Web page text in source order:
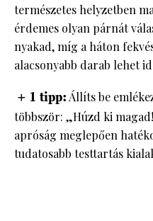
természetes helyzetben
érdemes olyan párnát
nyakad, míg a háton
alacsonyabb darab lehet
+ 1 tipp:Állíts be
többször: „Húzd ki
apróság meglepően
tudatosabb testtartás